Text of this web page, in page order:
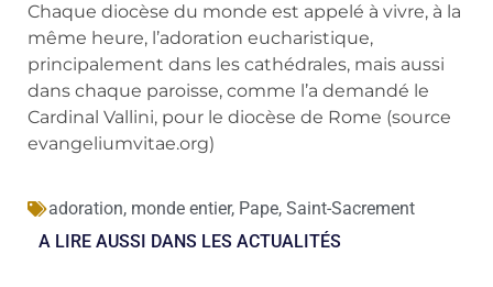
Chaque diocèse du monde est appelé à vivre, à la
même heure, l’adoration eucharistique,
principalement dans les cathédrales, mais aussi
dans chaque paroisse, comme l’a demandé le
Cardinal Vallini, pour le diocèse de Rome (source
evangeliumvitae.org)
adoration, monde entier, Pape, Saint-Sacrement
A LIRE AUSSI DANS LES ACTUALITÉS